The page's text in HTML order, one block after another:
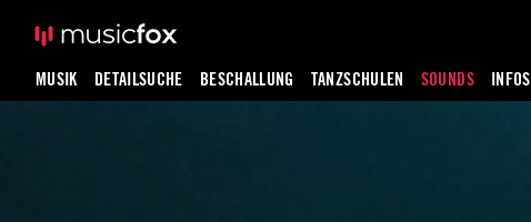
MUSIK DETAILSUCHE BESCHALLUNG TANZSCHULEN SOUNDS INFOS